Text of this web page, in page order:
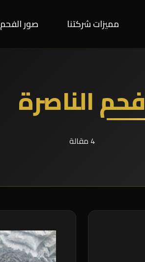
مميزات شركتنا صور الفحم
فحم الناصرة
4 مقالة